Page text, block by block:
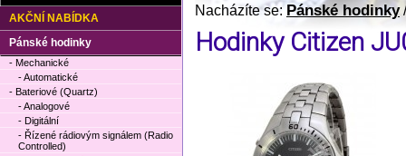
Nacházíte se:Pánské hodinky
Hodinky Citizen
AKČNÍ NABÍDKA
Pánské hodinky
- Mechanické
- Automatické
- Bateriové (Quartz)
- Analogové
- Digitální
- Řízené rádiovým signálem (Radio
Controlled)